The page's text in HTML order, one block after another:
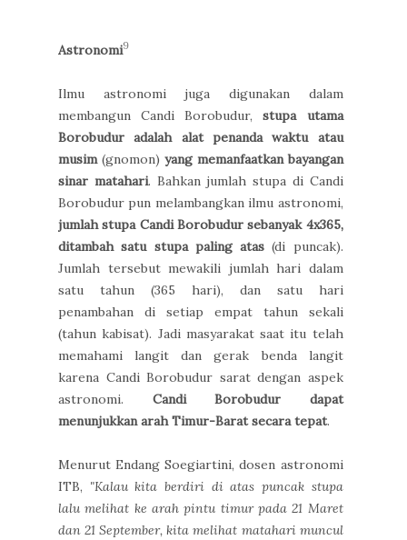
Astronomi9
Ilmu astronomi juga digunakan dalam
membangun Candi Borobudur,stupa utama
Borobudur adalah alat penanda waktu atau
musim(gnomon) yang memanfaatkan bayangan
sinar matahari. Bahkan jumlah stupa di Candi
Borobudur pun melambangkan ilmu astronomi,
jumlah stupa Candi Borobudur sebanyak 4x365,
ditambah satu stupa paling atas (di puncak).
Jumlah tersebut mewakili jumlah hari dalam
satu tahun (365 hari), dan satu hari
penambahan di setiap empat tahun sekali
(tahun kabisat). Jadi masyarakat saat itu telah
memahami langit dan gerak benda langit
karena Candi Borobudur sarat dengan aspek
astronomi. Candi Borobudur dapat
menunjukkan arah Timur-Barat secara tepat.
Menurut Endang Soegiartini, dosen astronomi
ITB, "Kalau kita berdiri di atas puncak stupa
lalu melihat ke arah pintu timur pada 21 Maret
dan 21 September, kita melihat matahari muncul